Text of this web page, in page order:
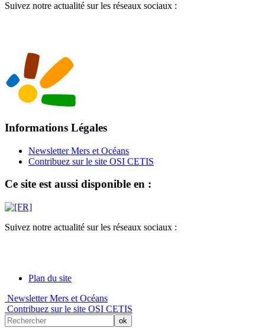
Suivez notre actualité sur les réseaux sociaux :
Informations Légales
Newsletter Mers et Océans
Contribuez sur le site OSI CETIS
Ce site est aussi disponible en :
Suivez notre actualité sur les réseaux sociaux :
Plan du site
Newsletter Mers et Océans
Contribuez sur le site OSI CETIS